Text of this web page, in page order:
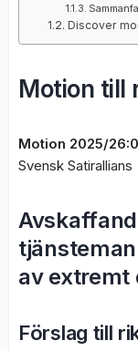
Discover
Motion till
Motion 2025/
Svensk Satirallians
av extremt
Förslag till